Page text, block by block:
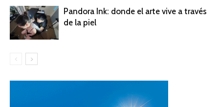
Pandora Ink: donde el arte vive a través
de la piel